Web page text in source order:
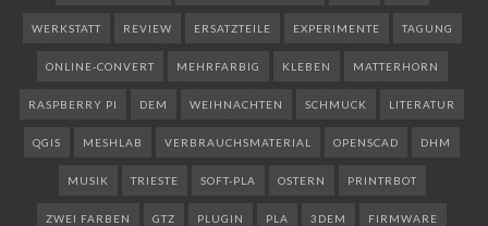
WERKSTATT REVIEW ERSATZTEILE EXPERIMENTE TAGUNG
ONLINE-CONVERT MEHRFARBIG KLEBEN MATTERHORN
RASPBERRY PI DEM WEIHNACHTEN SCHMUCK LITERATUR
QGIS MESHLAB VERBRAUCHSMATERIAL OPENSCAD DHM
MUSIK TRIESTE SOFT-PLA OSTERN PRINTRBOT
ZWEI FARBEN GTZ PLUGIN PLA 3DEM FIRMWARE